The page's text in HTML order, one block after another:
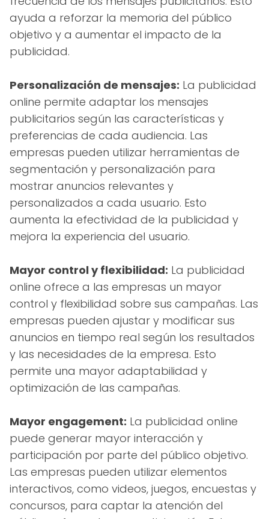
ayuda a reforzar la memoria del público
objetivo y a aumentar el impacto de la
publicidad.
Personalización de mensajes: La publicidad
online permite adaptar los mensajes
publicitarios según las características y
preferencias de cada audiencia. Las
empresas pueden utilizar herramientas de
segmentación y personalización para
mostrar anuncios relevantes y
personalizados a cada usuario. Esto
aumenta la efectividad de la publicidad y
mejora la experiencia del usuario.
Mayor control y flexibilidad: La publicidad
online ofrece a las empresas un mayor
control y flexibilidad sobre sus campañas. Las
empresas pueden ajustar y modificar sus
anuncios en tiempo real según los resultados
y las necesidades de la empresa. Esto
permite una mayor adaptabilidad y
optimización de las campañas.
Mayor engagement: La publicidad online
puede generar mayor interacción y
participación por parte del público objetivo.
Las empresas pueden utilizar elementos
interactivos, como videos, juegos, encuestas y
concursos, para captar la atención del